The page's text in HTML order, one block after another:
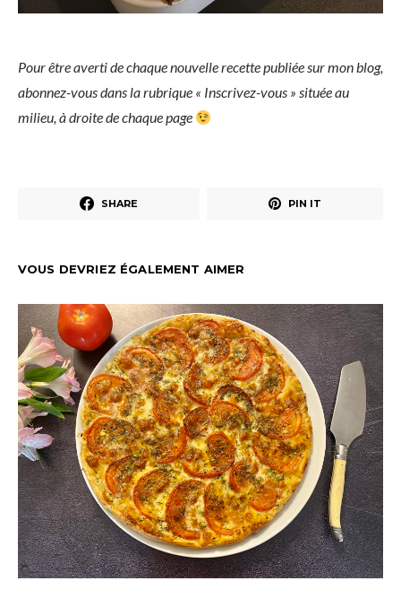
Pour être averti de chaque nouvelle recette publiée sur mon blog,
abonnez-vous dans la rubrique « Inscrivez-vous » située au
milieu, à droite de chaque page
SHARE PIN IT
VOUS DEVRIEZ ÉGALEMENT AIMER